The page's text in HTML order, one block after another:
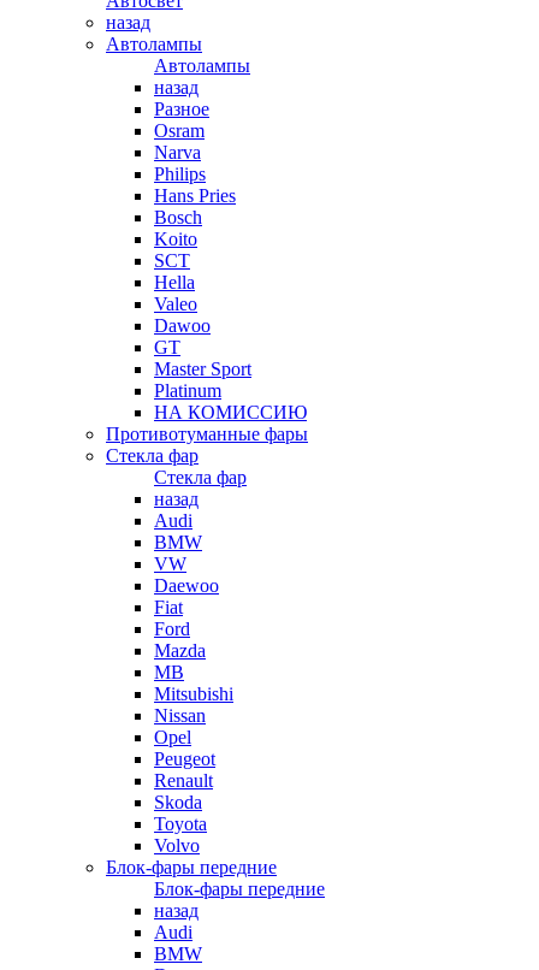
назад
Автолампы
Автолампы
назад
Разное
Osram
Narva
Philips
Hans Pries
Bosch
Koito
SCT
Hella
Valeo
Dawoo
GT
Master Sport
Platinum
НА КОМИССИЮ
Противотуманные фары
Стекла фар
Стекла фар
назад
Audi
BMW
VW
Daewoo
Fiat
Ford
Mazda
MB
Mitsubishi
Nissan
Opel
Peugeot
Renault
Skoda
Toyota
Volvo
Блок-фары передние
Блок-фары передние
назад
Audi
BMW